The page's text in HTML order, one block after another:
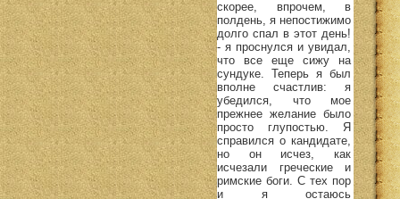
скорее, впрочем, в
полдень, я непостижимо
долго спал в этот день!
- я проснулся и увидал,
что все еще сижу на
сундуке. Теперь я был
вполне счастлив: я
убедился, что мое
прежнее желание было
просто глупостью. Я
справился о кандидате,
но он исчез, как
исчезали греческие и
римские боги. С тех пор
и я остаюсь